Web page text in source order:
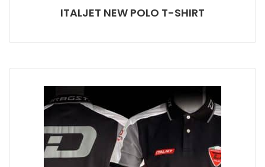
ITALJET NEW POLO T-SHIRT